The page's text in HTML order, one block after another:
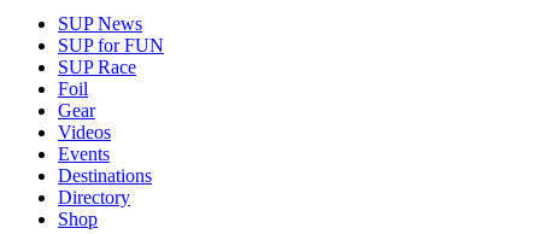
SUP News
SUP for FUN
SUP Race
Foil
Gear
Videos
Events
Destinations
Directory
Shop